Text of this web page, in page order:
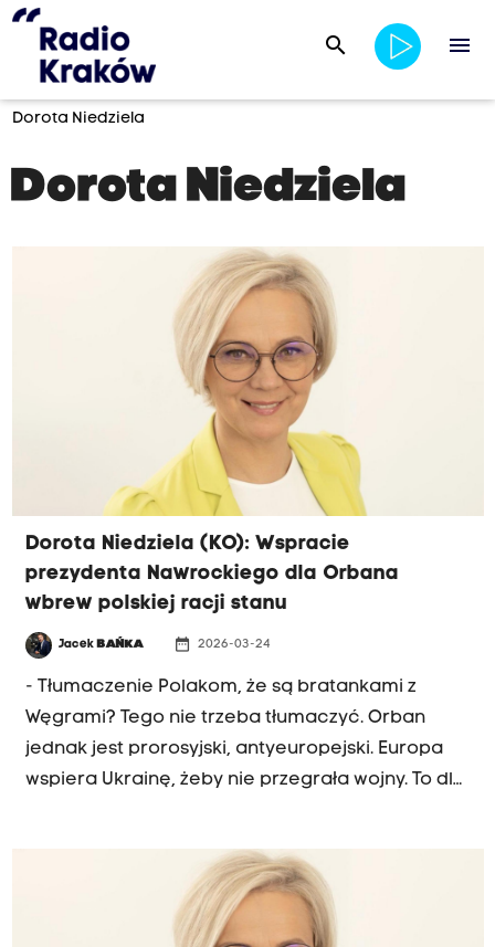
search menu
Dorota Niedziela
Dorota Niedziela
Dorota Niedziela (KO): Wspracie
prezydenta Nawrockiego dla Orbana
wbrew polskiej racji stanu
Jacek BAŃKA date_range 2026-03-24
- Tłumaczenie Polakom, że są bratankami z
Węgrami? Tego nie trzeba tłumaczyć. Orban
jednak jest prorosyjski, antyeuropejski. Europa
wspiera Ukrainę, żeby nie przegrała wojny. To dla
Sejmu, Dorota Niedziela z Koalicji Obywatelskiej.
Przypomnijmy, prezydent Polski Karol Nawrocki
spotkał się w poniedziałek w Budapeszcie z